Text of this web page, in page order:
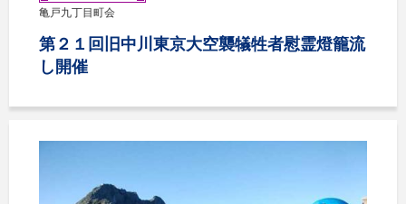
亀戸九丁目町会
第２１回旧中川東京大空襲犠牲者慰霊燈籠流
し開催